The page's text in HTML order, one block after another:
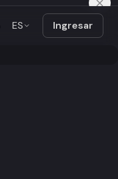
ES Ingresar